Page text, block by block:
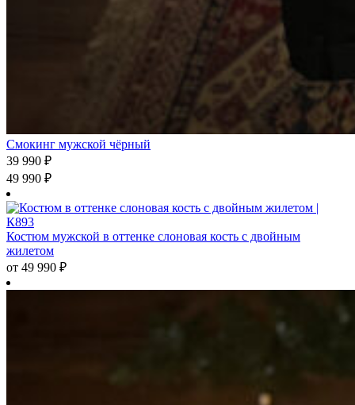
Смокинг мужской чёрный
39 990 ₽
49 990 ₽
Костюм мужской в оттенке слоновая кость с двойным
жилетом
от 49 990 ₽